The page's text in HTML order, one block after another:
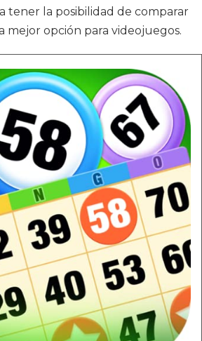
tener la posibilidad de comparar
mejor opción para videojuegos.